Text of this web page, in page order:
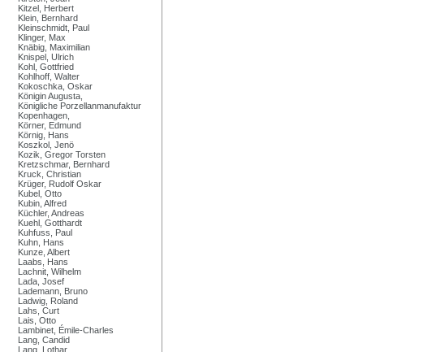
Kitzel, Herbert
Klein, Bernhard
Kleinschmidt, Paul
Klinger, Max
Knäbig, Maximilian
Knispel, Ulrich
Kohl, Gottfried
Kohlhoff, Walter
Kokoschka, Oskar
Königin Augusta,
Königliche Porzellanmanufaktur
Kopenhagen,
Körner, Edmund
Körnig, Hans
Koszkol, Jenö
Kozik, Gregor Torsten
Kretzschmar, Bernhard
Kruck, Christian
Krüger, Rudolf Oskar
Kubel, Otto
Kubin, Alfred
Küchler, Andreas
Kuehl, Gotthardt
Kuhfuss, Paul
Kuhn, Hans
Kunze, Albert
Laabs, Hans
Lachnit, Wilhelm
Lada, Josef
Lademann, Bruno
Ladwig, Roland
Lahs, Curt
Lais, Otto
Lambinet, Émile-Charles
Lang, Candid
Lang, Lothar